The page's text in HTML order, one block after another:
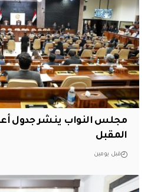
مجلس النواب ينشر جدول
المقبل
قبل يومين